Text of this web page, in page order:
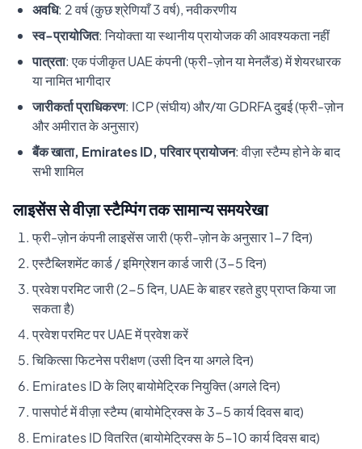
अवधि: 2 वर्ष (कुछ श्रेणियाँ 3 वर्ष), नवीकरणीय
स्व-प्रायोजित: नियोक्ता या स्थानीय प्रायोजक की आवश्यकता नहीं
पात्रता: एक पंजीकृत UAE कंपनी (फ्री-ज़ोन या मेनलैंड) में शेयरधारक
या नामित भागीदार
जारीकर्ता प्राधिकरण: ICP (संघीय) और/या GDRFA दुबई (फ्री-ज़ोन
और अमीरात के अनुसार)
बैंक खाता, Emirates ID, परिवार प्रायोजन: वीज़ा स्टैम्प होने के बाद
सभी शामिल
लाइसेंस से वीज़ा स्टैम्पिंग तक सामान्य समयरेखा
फ्री-ज़ोन कंपनी लाइसेंस जारी (फ्री-ज़ोन के अनुसार 1-7 दिन)
एस्टैब्लिशमेंट कार्ड / इमिग्रेशन कार्ड जारी (3-5 दिन)
प्रवेश परमिट जारी (2-5 दिन, UAE के बाहर रहते हुए प्राप्त किया जा
सकता है)
प्रवेश परमिट पर UAE में प्रवेश करें
चिकित्सा फिटनेस परीक्षण (उसी दिन या अगले दिन)
Emirates ID के लिए बायोमेट्रिक नियुक्ति (अगले दिन)
पासपोर्ट में वीज़ा स्टैम्प (बायोमेट्रिक्स के 3-5 कार्य दिवस बाद)
Emirates ID वितरित (बायोमेट्रिक्स के 5-10 कार्य दिवस बाद)